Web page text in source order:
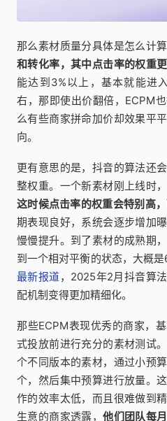
那么素材质量分具体是怎么计算
和转化率，其中点击率的权重
能达到3%以上，基本就能进
右，那即使出价翻倍，ECPM
么有些商家拼命加价却效果平
向。
更有意思的是，抖音的算法还
整权重。一个新素材刚上线时
这时候点击率的权重会特别高
期表现良好，系统会逐步增加
慢慢提升。到了素材的成熟期
到一个相对平衡的状态，大概
最新报道，2025年2月抖音算
配机制变得更加精细化。
那些ECPM表现优秀的商家，
式投放前进行充分的素材测试
个不同版本的素材，通过小预
个，然后集中预算进行放量。
作的效率太低，而且很难做到
生意的商家透露，他们团队每